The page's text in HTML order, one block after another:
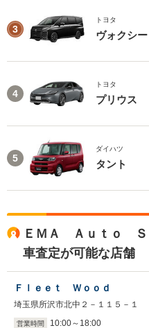
3
トヨタ
ヴォクシー
4
トヨタ
プリウス
5
ダイハツ
タント
ＥＭＡ Ａｕｔｏ Ｓ
車査定が可能な店舗
Ｆｌｅｅｔ Ｗｏｏｄ
埼玉県所沢市北中２－１１５－１
営業時間 10:00～ 18:00